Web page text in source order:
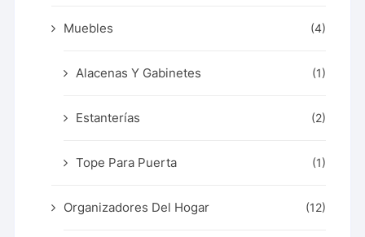
Muebles (4)
Alacenas Y Gabinetes (1)
Estanterías (2)
Tope Para Puerta (1)
Organizadores Del Hogar (12)